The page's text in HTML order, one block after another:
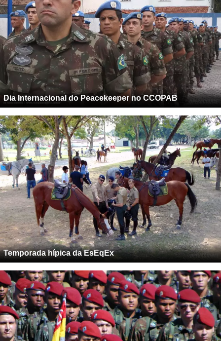
Dia Internacional do Peacekeeper no CCOPAB
Temporada hípica da EsEqEx